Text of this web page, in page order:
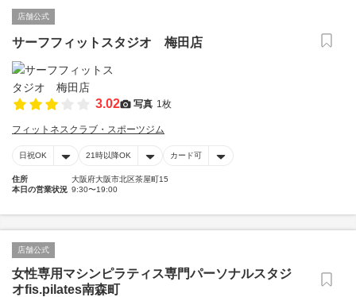
店舗公式
サーフフィットスタジオ 梅田店
3.02 写真 1枚
フィットネスクラブ・スポーツジム
日祝OK 21時以降OK カード可
住所
大阪府大阪市北区茶屋町15
本日の営業状況 9:30〜19:00
店舗公式
女性専用マシンピラティス専門パーソナルスタジ
オfis.pilates南森町